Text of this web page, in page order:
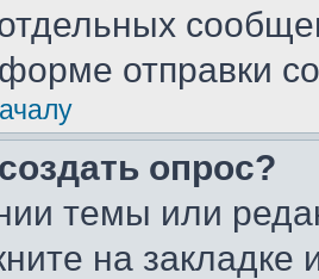
отправки
опрос?
темы или
на